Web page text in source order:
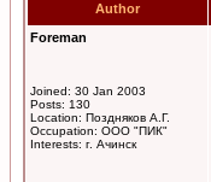
Author
Foreman
Joined: 30 Jan 2003
Posts: 130
Location: Поздняков А.Г.
Occupation: ООО "ПИК"
Interests: г. Ачинск